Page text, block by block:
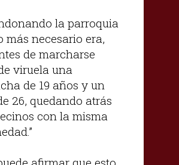
la parroquia
más necesario era,
de marcharse
viruela una
de 19 años y un
26, quedando atrás
con la misma